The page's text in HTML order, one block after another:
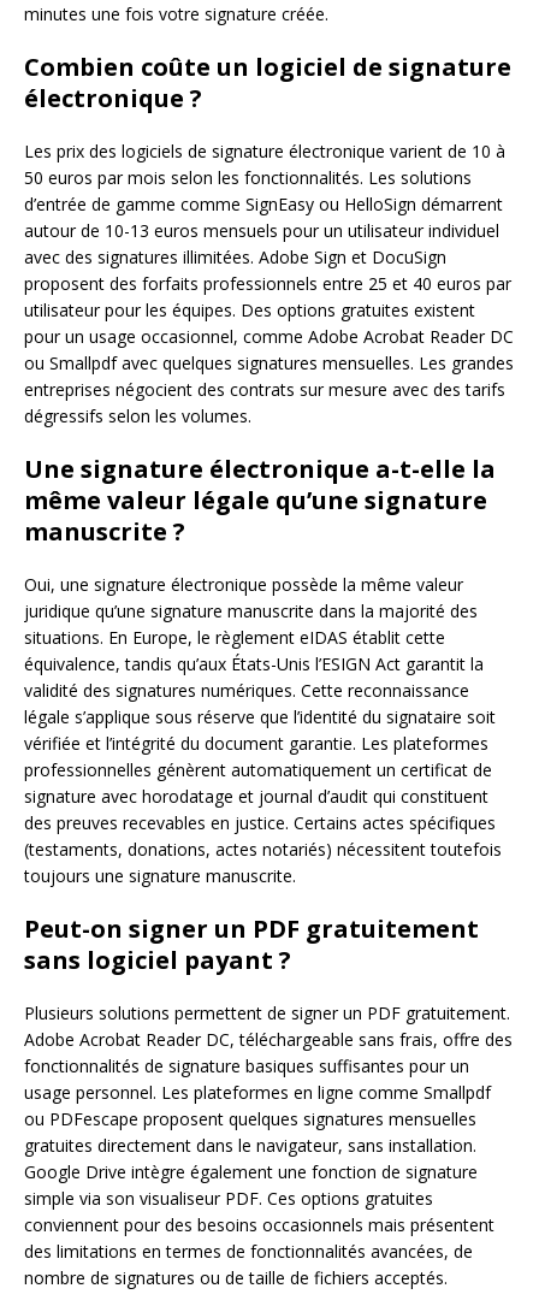
minutes une fois votre signature créée.
Combien coûte un logiciel de signature
électronique ?
Les prix des logiciels de signature électronique varient de 10 à
50 euros par mois selon les fonctionnalités. Les solutions
d’entrée de gamme comme SignEasy ou HelloSign démarrent
autour de 10-13 euros mensuels pour un utilisateur individuel
avec des signatures illimitées. Adobe Sign et DocuSign
proposent des forfaits professionnels entre 25 et 40 euros par
utilisateur pour les équipes. Des options gratuites existent
pour un usage occasionnel, comme Adobe Acrobat Reader DC
ou Smallpdf avec quelques signatures mensuelles. Les grandes
entreprises négocient des contrats sur mesure avec des tarifs
dégressifs selon les volumes.
Une signature électronique a-t-elle la
même valeur légale qu’une signature
manuscrite ?
Oui, une signature électronique possède la même valeur
juridique qu’une signature manuscrite dans la majorité des
situations. En Europe, le règlement eIDAS établit cette
équivalence, tandis qu’aux États-Unis l’ESIGN Act garantit la
validité des signatures numériques. Cette reconnaissance
légale s’applique sous réserve que l’identité du signataire soit
vérifiée et l’intégrité du document garantie. Les plateformes
professionnelles génèrent automatiquement un certificat de
signature avec horodatage et journal d’audit qui constituent
des preuves recevables en justice. Certains actes spécifiques
(testaments, donations, actes notariés) nécessitent toutefois
toujours une signature manuscrite.
Peut-on signer un PDF gratuitement
sans logiciel payant ?
Plusieurs solutions permettent de signer un PDF gratuitement.
Adobe Acrobat Reader DC, téléchargeable sans frais, offre des
fonctionnalités de signature basiques suffisantes pour un
usage personnel. Les plateformes en ligne comme Smallpdf
ou PDFescape proposent quelques signatures mensuelles
gratuites directement dans le navigateur, sans installation.
Google Drive intègre également une fonction de signature
simple via son visualiseur PDF. Ces options gratuites
conviennent pour des besoins occasionnels mais présentent
des limitations en termes de fonctionnalités avancées, de
nombre de signatures ou de taille de fichiers acceptés.